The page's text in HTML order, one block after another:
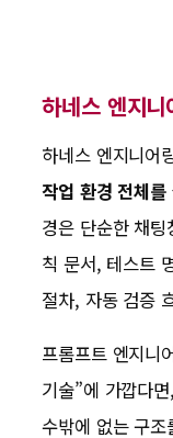
하네스 엔지
하네스 엔지니어
작업 환경 전체를
경은 단순한 채
칙 문서, 테스트
절차, 자동 검증
프롬프트 엔지니
기술”에 가깝다
수밖에 없는 구